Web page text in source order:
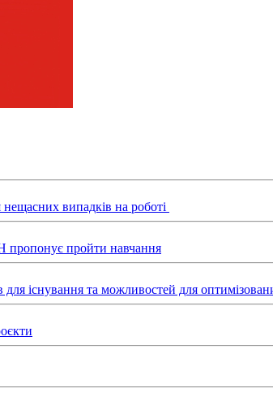
нещасних випадків на роботі
пропонує пройти навчання
для існування та можливостей для